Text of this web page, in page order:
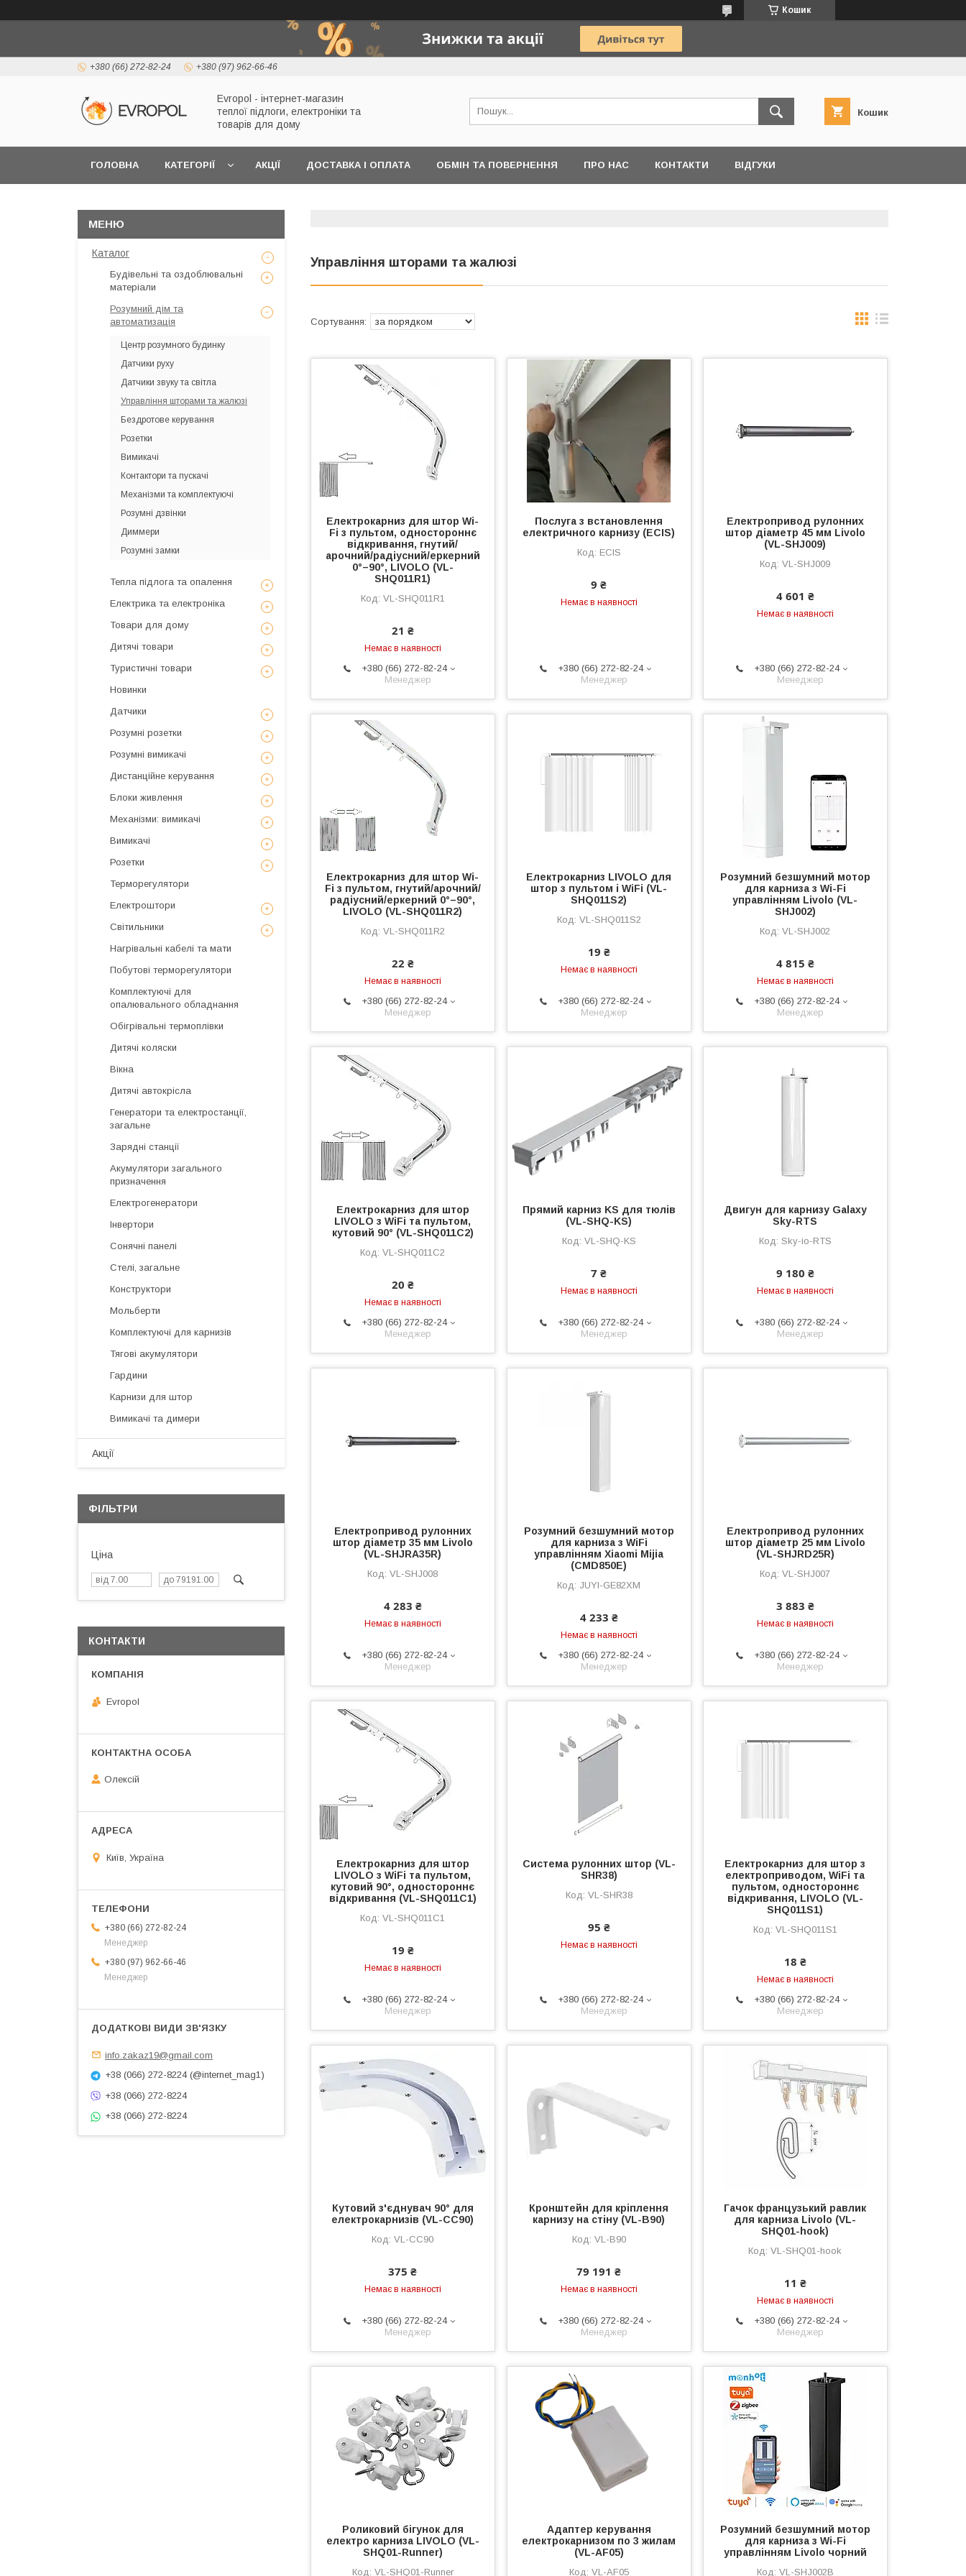
Кошик
+380 (66) 272-82-24 +380 (97) 962-66-46
Evropol - інтернет-магазин
теплої підлоги, електроніки та
товарів для дому
Кошик
ГОЛОВНА КАТЕГОРІЇ АКЦІЇ ДОСТАВКА І ОПЛАТА ОБМІН ТА ПОВЕРНЕННЯ ПРО НАС КОНТАКТИ ВІДГУКИ
Управління шторами та жалюзі
Електрокарниз для штор Wi-
Fi з пультом, одностороннє
відкривання, гнутий/
арочний/радіусний/еркерний
0°–90°, LIVOLO (VL-
SHQ011R1)
VL-SHQ011R1
21 ₴
Немає в наявності
+380 (66) 272-82-24
Менеджер
Послуга з встановлення
електричного карнизу (ECIS)
ECIS
9 ₴
Немає в наявності
+380 (66) 272-82-24
Менеджер
Електропривод рулонних
штор діаметр 45 мм Livolo
(VL-SHJ009)
VL-SHJ009
4 601 ₴
Немає в наявності
+380 (66) 272-82-24
Менеджер
Електрокарниз для штор Wi-
Fi з пультом, гнутий/арочний/
радіусний/еркерний 0°–90°,
LIVOLO (VL-SHQ011R2)
VL-SHQ011R2
22 ₴
Немає в наявності
+380 (66) 272-82-24
Менеджер
Електрокарниз LIVOLO для
штор з пультом і WiFi (VL-
SHQ011S2)
VL-SHQ011S2
19 ₴
Немає в наявності
+380 (66) 272-82-24
Менеджер
Розумний безшумний мотор
для карниза з Wi-Fi
управлінням Livolo (VL-
SHJ002)
VL-SHJ002
4 815 ₴
Немає в наявності
+380 (66) 272-82-24
Менеджер
Електрокарниз для штор
LIVOLO з WiFi та пультом,
кутовий 90° (VL-SHQ011C2)
VL-SHQ011C2
20 ₴
Немає в наявності
+380 (66) 272-82-24
Менеджер
Прямий карниз KS для тюлів
(VL-SHQ-KS)
VL-SHQ-KS
7 ₴
Немає в наявності
+380 (66) 272-82-24
Менеджер
Двигун для карнизу Galaxy
Sky-RTS
Sky-io-RTS
9 180 ₴
Немає в наявності
+380 (66) 272-82-24
Менеджер
Електропривод рулонних
штор діаметр 35 мм Livolo
(VL-SHJRA35R)
VL-SHJ008
4 283 ₴
Немає в наявності
+380 (66) 272-82-24
Менеджер
Розумний безшумний мотор
для карниза з WiFi
управлінням Xiaomi Mijia
(CMD850E)
JUYI-GE82XM
4 233 ₴
Немає в наявності
+380 (66) 272-82-24
Менеджер
Електропривод рулонних
штор діаметр 25 мм Livolo
(VL-SHJRD25R)
VL-SHJ007
3 883 ₴
Немає в наявності
+380 (66) 272-82-24
Менеджер
Електрокарниз для штор
LIVOLO з WiFi та пультом,
кутовий 90°, одностороннє
відкривання (VL-SHQ011C1)
VL-SHQ011C1
19 ₴
Немає в наявності
+380 (66) 272-82-24
Менеджер
Система рулонних штор (VL-
SHR38)
VL-SHR38
95 ₴
Немає в наявності
+380 (66) 272-82-24
Менеджер
Електрокарниз для штор з
електроприводом, WiFi та
пультом, одностороннє
відкривання, LIVOLO (VL-
SHQ011S1)
VL-SHQ011S1
18 ₴
Немає в наявності
+380 (66) 272-82-24
Менеджер
Кутовий з'єднувач 90° для
електрокарнизів (VL-CC90)
VL-CC90
375 ₴
Немає в наявності
+380 (66) 272-82-24
Менеджер
Кронштейн для кріплення
карнизу на стіну (VL-B90)
VL-B90
79 191 ₴
Немає в наявності
+380 (66) 272-82-24
Менеджер
Гачок французький равлик
для карниза Livolo (VL-
SHQ01-hook)
VL-SHQ01-hook
11 ₴
Немає в наявності
+380 (66) 272-82-24
Менеджер
Роликовий бігунок для
електро карниза LIVOLO (VL-
SHQ01-Runner)
VL-SHQ01-Runner
Адаптер керування
електрокарнизом по 3 жилам
(VL-AF05)
VL-AF05
Розумний безшумний мотор
для карниза з Wi-Fi
управлінням Livolo чорний
VL-SHJ002B
Каталог
Будівельні та оздоблювальні
матеріали
Розумний дім та
автоматизація
Центр розумного будинку
Датчики руху
Датчики звуку та світла
Управління шторами та жалюзі
Бездротове керування
Розетки
Вимикачі
Контактори та пускачі
Механізми та комплектуючі
Розумні дзвінки
Диммери
Розумні замки
Тепла підлога та опалення
Електрика та електроніка
Товари для дому
Дитячі товари
Туристичні товари
Новинки
Датчики
Розумні розетки
Розумні вимикачі
Дистанційне керування
Блоки живлення
Механізми: вимикачі
Вимикачі
Розетки
Терморегулятори
Електроштори
Світильники
Нагрівальні кабелі та мати
Побутові терморегулятори
Комплектуючі для
опалювального обладнання
Обігрівальні термоплівки
Дитячі коляски
Вікна
Дитячі автокрісла
Генератори та електростанції,
загальне
Зарядні станції
Акумулятори загального
призначення
Електрогенератори
Інвертори
Сонячні панелі
Стелі, загальне
Конструктори
Мольберти
Комплектуючі для карнизів
Тягові акумулятори
Гардини
Карнизи для штор
Вимикачі та димери
Акції
ФІЛЬТРИ
Ціна
КОНТАКТИ
Evropol
Олексій
Київ, Україна
+380 (66) 272-82-24
Менеджер
+380 (97) 962-66-46
Менеджер
info.zakaz19@gmail.com
+38 (066) 272-8224 (@internet_mag1)
+38 (066) 272-8224
+38 (066) 272-8224